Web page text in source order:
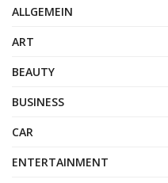
ALLGEMEIN
ART
BEAUTY
BUSINESS
CAR
ENTERTAINMENT